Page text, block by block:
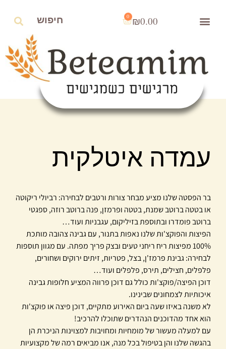
₪0.00
0
עמדה איטלקית
בר הפסטה שלנו מציע מבחר צורות ורטבים לבחירה: רביולי ריקוטה
או בטטה ברוטב שמנת, בטטה ופרמזן, פנה ברוטב רוזה, ספגטי
ברוטב פומדרו ובתוספת בזיליקום, עגבניות ועוד…
הפיצות והפוקצ'ות שלנו נאפות בתנור, עם גבינה צהובה מותכת
100% מפיצות ריח ריחני טעים ובצק פריך מפתה. עם מגוון תוספות
לבחירה: גבינת פרמז'ן, בצל, פטריות, זיתים ירוקים ושחורים,
פלפלים, חצילים, תירס, פלפלים ועוד…
דוכן הפיצה/פוקצ'ות כולל גם דוכן פרווה המציע חלופות גבינה
איכותיות לצמחונים שבינינו.
לא משנה באיזו שעה ביום האירוע מתקיים, דוכן פיצה או פוקצ'ות
הוא אחד מהדוכנים הנהדרים שתוכלו להרכיב!
עם למעלה מעשור של מומחיות ומחויבות למצוינות הניכרת הן
בהגשה שלנו והן בטיפול בכל מנה, אנו מביאים רמה של מקצועיות